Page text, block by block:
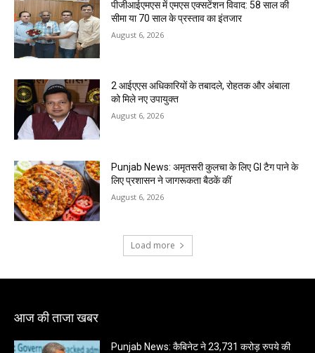
पीजीआईएमएस में एमएस एक्सटेंशन विवाद: 58 साल की
सीमा या 70 साल के प्रस्ताव का इंतजार
August 6, 2026
2 आईएएस अधिकारियों के तबादले, रोहतक और अंबाला
को मिले नए उपायुक्त
August 6, 2026
Punjab News: अमृतसरी कुलचा के लिए GI टैग पाने के
लिए प्रशासन ने जागरूकता बैठकें कीं
August 6, 2026
Load more
आज की ताजा खबर
Punjab News: कैबिनेट ने 23,731 करोड़ रुपये की